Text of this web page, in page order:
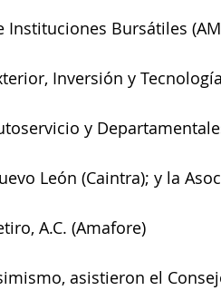
Instituciones Bursátiles
Inversión y
y
León (Caintra); y la
A.C. (Amafore)
asistieron el